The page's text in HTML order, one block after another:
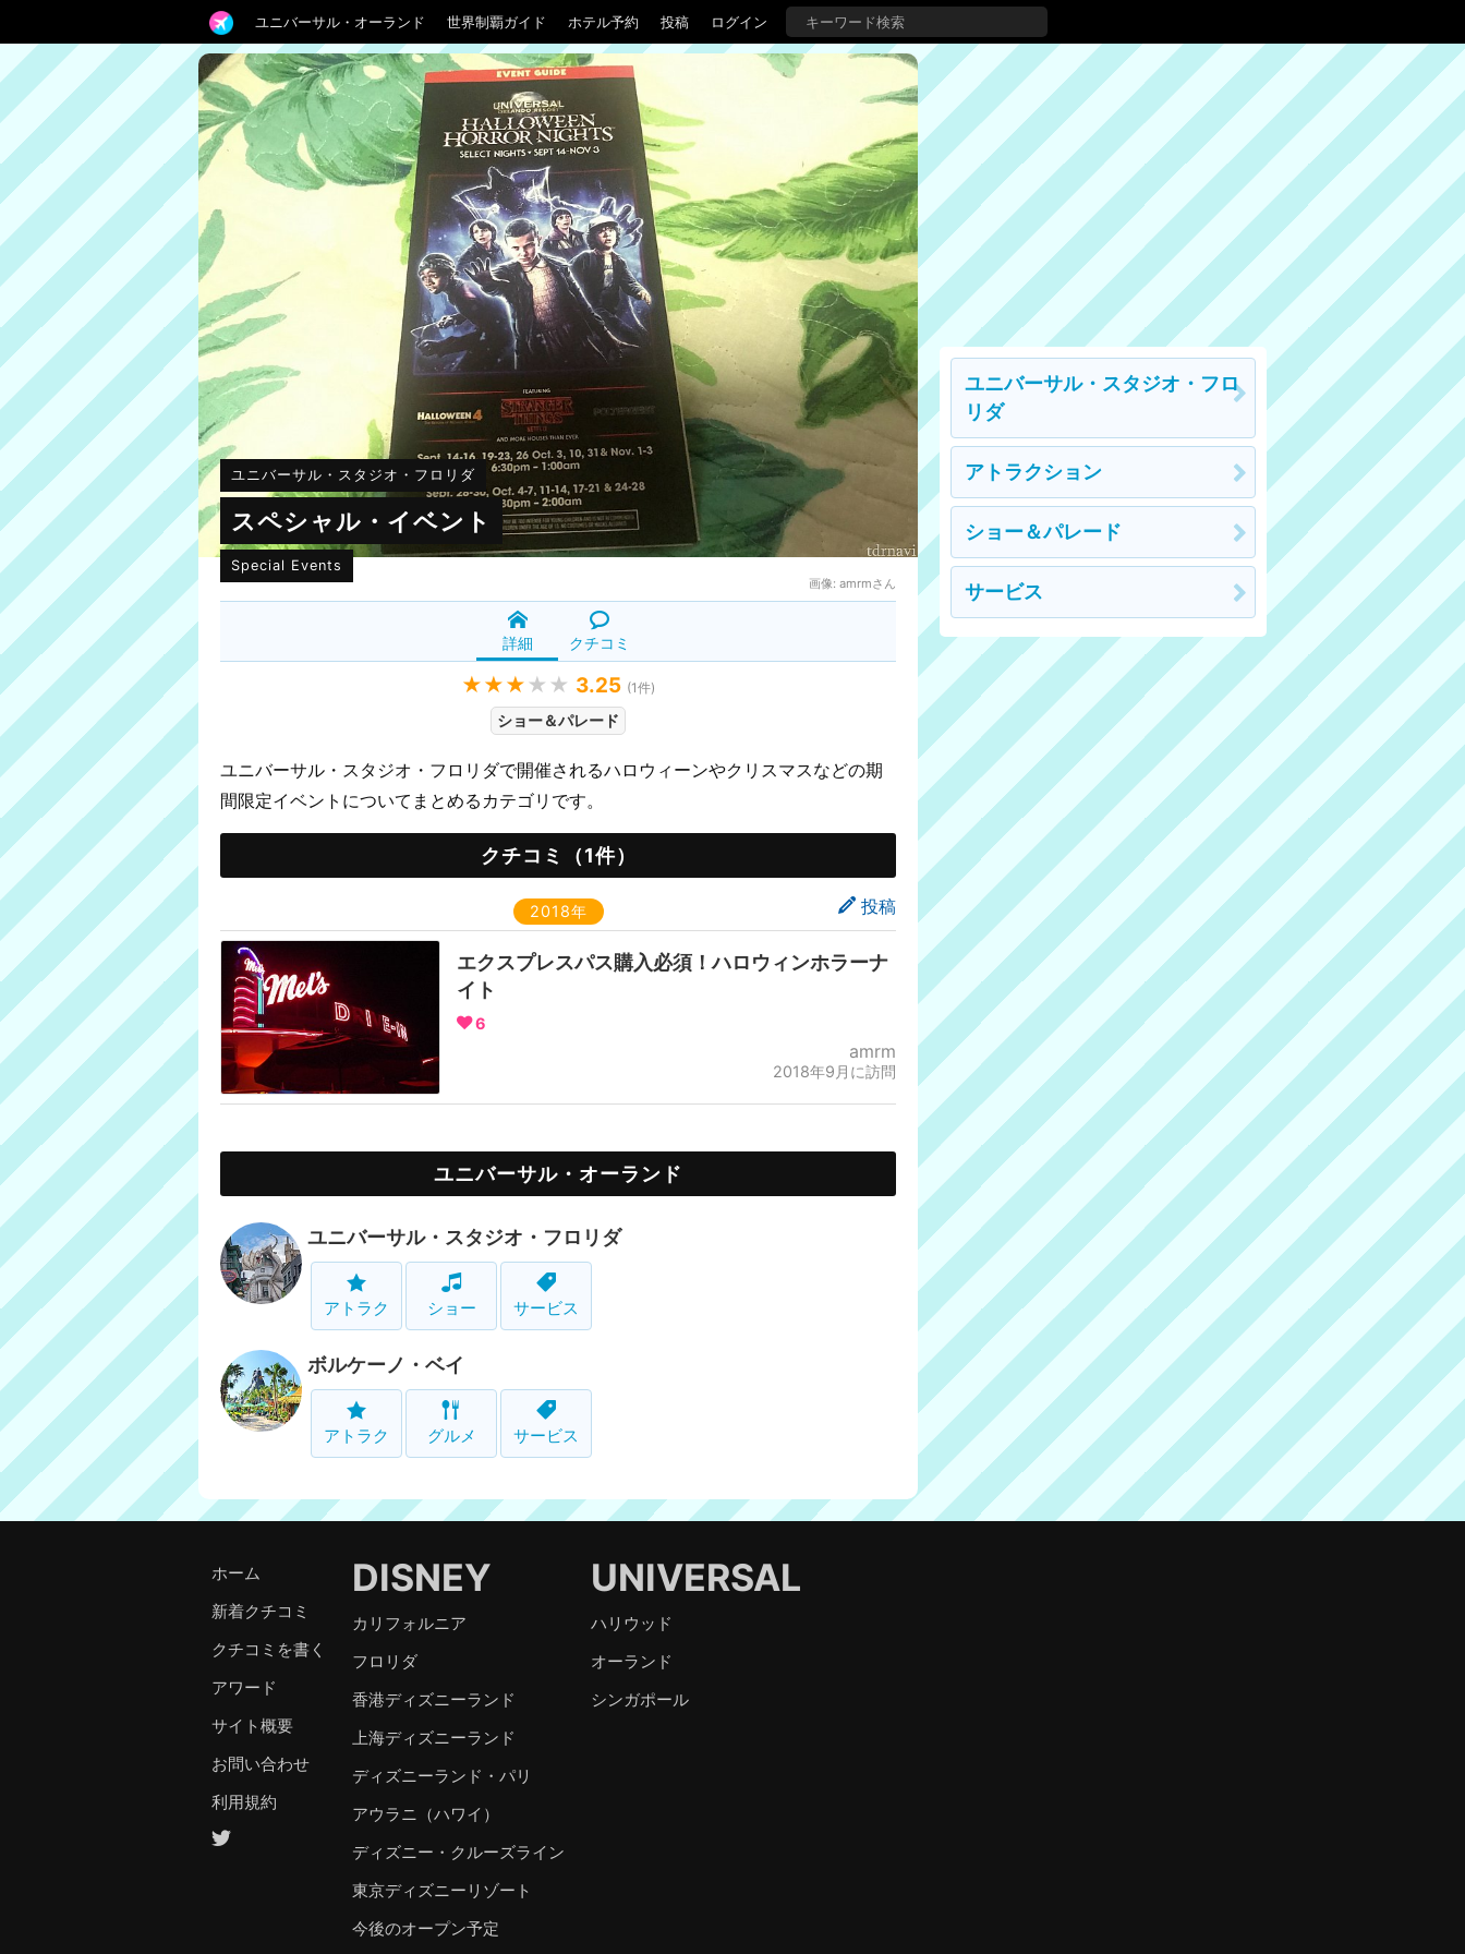
ユニバーサル・オーランド 世界制覇ガイド ホテル予約 投稿 ログイン
ユニバーサル・スタジオ・フロリダ
スペシャル・イベント
Special Events
画像: amrmさん
詳細 クチコミ
★★★ ★★ 3.25 (1件)
ショー＆パレード
ユニバーサル・スタジオ・フロリダで開催されるハロウィーンやクリスマスなどの期
間限定イベントについてまとめるカテゴリです。
クチコミ（1件）
投稿
2018年
エクスプレスパス購入必須！ハロウィンホラーナ
イト
6
amrm
2018年9月に訪問
ユニバーサル・オーランド
ユニバーサル・スタジオ・フロリダ
アトラク ショー サービス
ボルケーノ・ベイ
アトラク グルメ サービス
ユニバーサル・スタジオ・フロ
リダ
アトラクション
ショー＆パレード
サービス
ホーム
新着クチコミ
クチコミを書く
アワード
サイト概要
お問い合わせ
利用規約
DISNEY
カリフォルニア
フロリダ
香港ディズニーランド
上海ディズニーランド
ディズニーランド・パリ
アウラニ（ハワイ）
ディズニー・クルーズライン
東京ディズニーリゾート
今後のオープン予定
UNIVERSAL
ハリウッド
オーランド
シンガポール